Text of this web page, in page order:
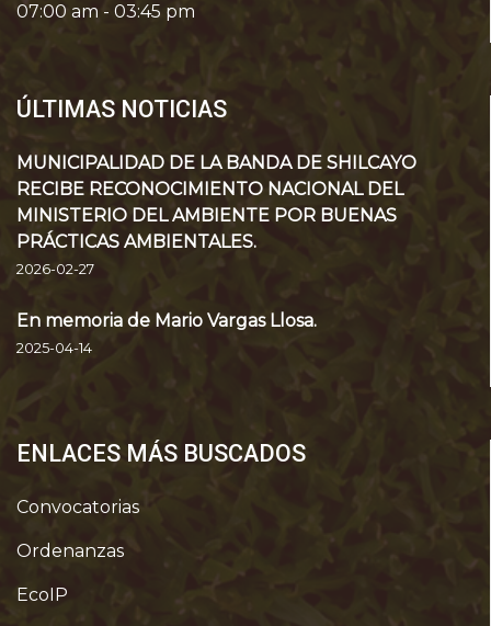
07:00 am - 03:45 pm
ÚLTIMAS NOTICIAS
MUNICIPALIDAD DE LA BANDA DE SHILCAYO
RECIBE RECONOCIMIENTO NACIONAL DEL
MINISTERIO DEL AMBIENTE POR BUENAS
PRÁCTICAS AMBIENTALES.
2026-02-27
En memoria de Mario Vargas Llosa.
2025-04-14
ENLACES MÁS BUSCADOS
Convocatorias
Ordenanzas
EcoIP